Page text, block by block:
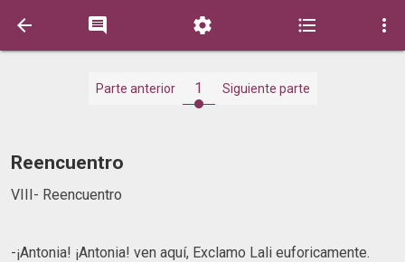
    
Parte anterior 1 Siguiente parte
Reencuentro
VIII- Reencuentro
-¡Antonia! ¡Antonia! ven aquí, Exclamo Lali euforicamente.